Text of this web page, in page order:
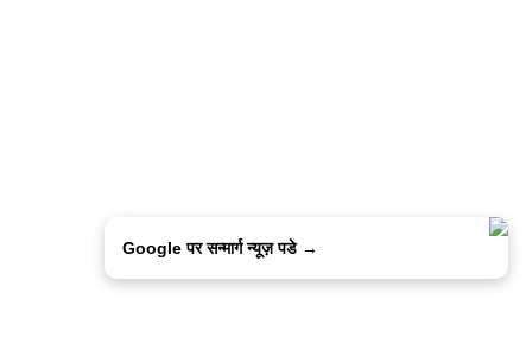
Google पर सन्मार्ग न्यूज़ पडे →